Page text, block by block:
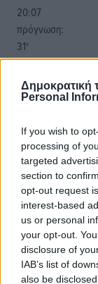
Δημοκρατική
Personal
If you wish to
processing of
targeted
section to
opt-out request
interest-based
us or personal
your opt-out.
disclosure of
IAB’s list of
also be
20:07
πρόγνωση:
31°
ΣΑ
28 °
ΚΥ
ΔΕ
29°
ΤΡ